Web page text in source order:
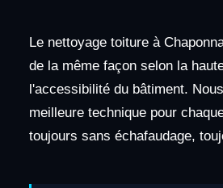
Le nettoyage toiture à
de la même façon selon la
l'accessibilité du bâtiment.
meilleure technique pour
toujours sans échafaudage,